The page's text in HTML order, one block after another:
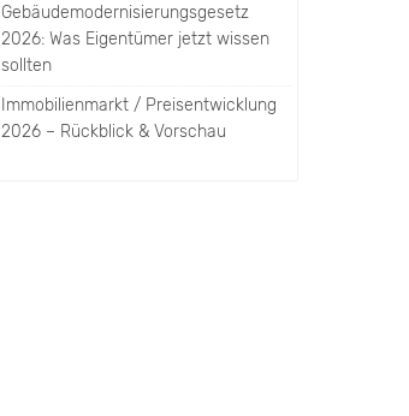
Gebäudemodernisierungsgesetz
2026: Was Eigentümer jetzt wissen
sollten
Immobilienmarkt / Preisentwicklung
2026 – Rückblick & Vorschau